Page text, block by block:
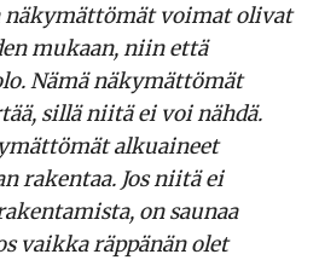
näkymättömät voimat olivat
mukaan, niin että
Nämä näkymättömät
sillä niitä ei voi nähdä.
alkuaineet
rakentaa. Jos niitä ei
on saunaa
vaikka räppänän olet